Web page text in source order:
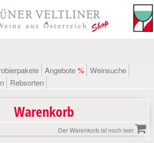
Angebote% Weinsuche
Rebsorten
Warenkorb
Der Warenkorb ist noch leer